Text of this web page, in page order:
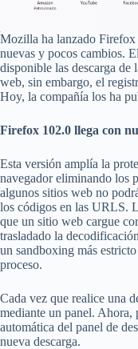
Mozilla ha lanzado Firefox
nuevas y pocos cambios.
disponible las descarga de
web, sin embargo, el
Hoy, la compañía los ha
Firefox 102.0 llega con
Esta versión amplía la
navegador eliminando los
algunos sitios web no
los códigos en las URLS.
que un sitio web cargue
trasladado la
un sandboxing más
proceso.
Cada vez que realice una
mediante un panel. Ahora,
automática del panel de
nueva descarga.